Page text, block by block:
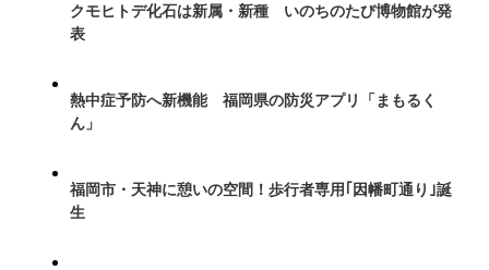
クモヒトデ化石は新属・新種 いのちのたび博物館が発
表
熱中症予防へ新機能 福岡県の防災アプリ「まもるく
ん」
福岡市・天神に憩いの空間！歩行者専用｢因幡町通り｣誕
生